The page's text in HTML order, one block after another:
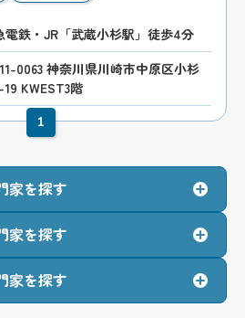
電鉄・JR「武蔵小杉駅」徒歩4分
0063 神奈川県川崎市中原区小杉
19 KWEST3階
1
家を探す
家を探す
家を探す